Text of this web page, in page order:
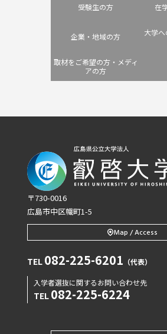
受験生の方 在
企業・地域の方
大学
取材をご希望の方・メディ
アの方
〒730-0016
広島市中区幟町1-5
Map / Access
TEL 082-225-6201 （代表）
入学者選抜に関するお問い合わせ先
TEL 082-225-6224